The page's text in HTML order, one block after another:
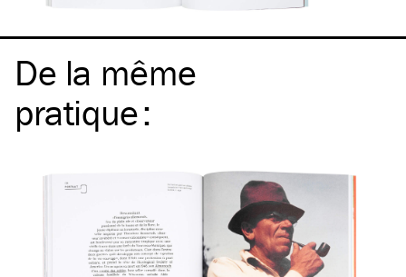
De la même
pratique: